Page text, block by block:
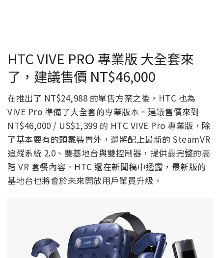
HTC VIVE PRO 專業版 大全套來
了，建議售價 NT$46,000
在推出了 NT$24,988 的單售方案之後，HTC 也為
VIVE Pro 準備了大全套的專業版本。建議售價來到
NT$46,000 / US$1,399 的 HTC VIVE Pro 專業版，除
了基本要有的頭戴裝置外，還將配上最新的 SteamVR
追蹤系統 2.0、雙基地台與雙控制器，提供最完整的高
階 VR 套餐內容。HTC 還在新聞稿中透露，最新版的
基地台也將會於未來開放用戶單買升級。